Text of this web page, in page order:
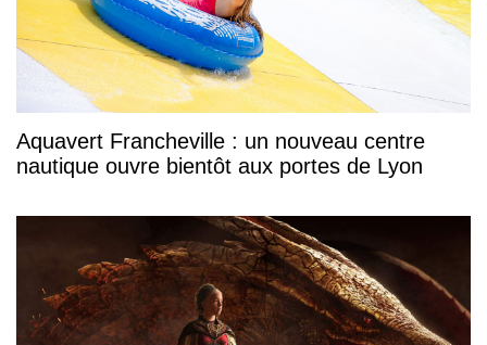
Aquavert Francheville : un nouveau centre
nautique ouvre bientôt aux portes de Lyon